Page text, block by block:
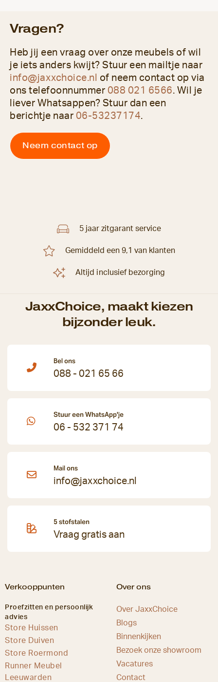
Vragen?
Heb jij een vraag over onze meubels of wil
je iets anders kwijt? Stuur een mailtje naar
info@jaxxchoice.nl
of neem contact op via
ons telefoonnummer 088 021 6566. Wil je
liever Whatsappen? Stuur dan een
berichtje naar 06-53237174.
Neem contact op
5 jaar zitgarant service
Gemiddeld een 9,1 van klanten
Altijd inclusief bezorging
JaxxChoice, maakt kiezen
bijzonder leuk.
Bel ons
088 - 021 65 66
Stuur een WhatsApp'je
06 - 532 371 74
Mail ons
info@jaxxchoice.nl
5 stofstalen
Vraag gratis aan
Verkooppunten
Proefzitten en persoonlijk
advies
Store Huissen
Store Duiven
Store Roermond
Runner Meubel
Leeuwarden
Over ons
Over JaxxChoice
Blogs
Binnenkijken
Bezoek onze showroom
Vacatures
Contact